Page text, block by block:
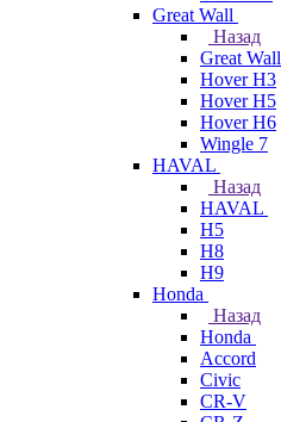
Great Wall
Назад
Great Wall
Hover H3
Hover H5
Hover H6
Wingle 7
HAVAL
Назад
HAVAL
H5
H8
H9
Honda
Назад
Honda
Accord
Civic
CR-V